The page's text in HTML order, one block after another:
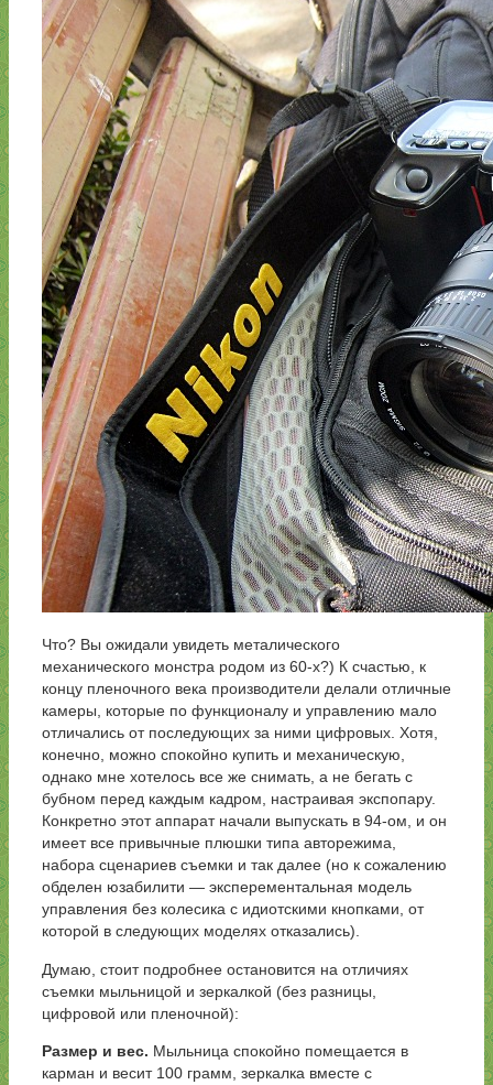
Что? Вы ожидали увидеть металического
механического монстра родом из 60-х?) К счастью, к
концу пленочного века производители делали отличные
камеры, которые по функционалу и управлению мало
отличались от последующих за ними цифровых. Хотя,
конечно, можно спокойно купить и механическую,
однако мне хотелось все же снимать, а не бегать с
бубном перед каждым кадром, настраивая экспопару.
Конкретно этот аппарат начали выпускать в 94-ом, и он
имеет все привычные плюшки типа авторежима,
набора сценариев съемки и так далее (но к сожалению
обделен юзабилити — эксперементальная модель
управления без колесика с идиотскими кнопками, от
которой в следующих моделях отказались).
Думаю, стоит подробнее остановится на отличиях
съемки мыльницой и зеркалкой (без разницы,
цифровой или пленочной):
Размер и вес. Мыльница спокойно помещается в
карман и весит 100 грамм, зеркалка вместе с